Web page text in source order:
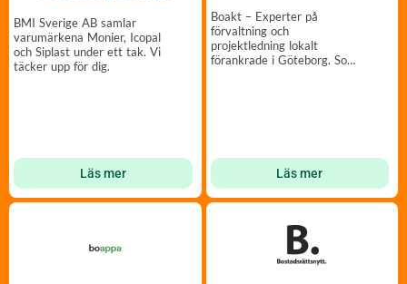
BMI Sverige AB samlar
varumärkena Monier, Icopal
och Siplast under ett tak. Vi
täcker upp för dig.
Läs mer
Boakt – Experter på
förvaltning och
projektledning lokalt
förankrade i Göteborg. Som
Läs mer